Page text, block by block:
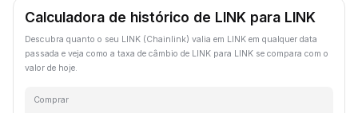
Calculadora de histórico de LINK para LINK
Descubra quanto o seu LINK (Chainlink) valia em LINK em qualquer data
passada e veja como a taxa de câmbio de LINK para LINK se compara com o
valor de hoje.
Comprar